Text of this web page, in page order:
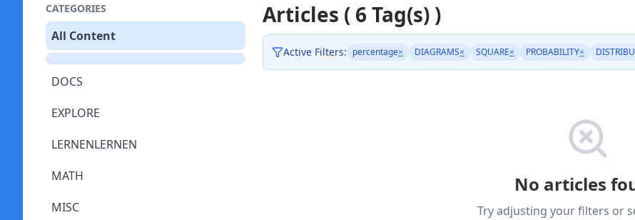
CATEGORIES
All Content
DOCS
EXPLORE
LERNENLERNEN
MATH
MISC
Articles ( 6 Tag(s) )
Active Filters: percentage× DIAGRAMS× SQUARE× PROBABILITY×
No articles
Try adjusting your filters or